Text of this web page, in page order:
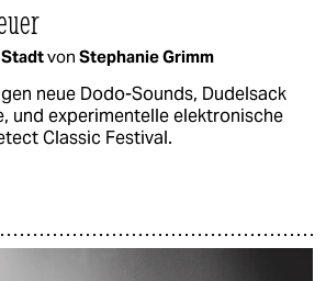
von Stephanie Grimm
neue Dodo-Sounds, Dudelsack
und experimentelle elektronische
Classic Festival.